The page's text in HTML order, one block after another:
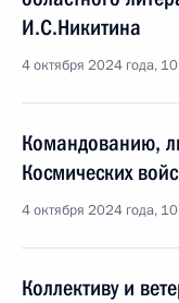
И.С.Никитина
4 октября 2024 года,
Командованию,
Космических
4 октября 2024 года,
Коллективу и